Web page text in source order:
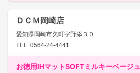
ＤＣＭ岡崎店
愛知県岡崎市欠町字野添３０
TEL: 0564-24-4441
お徳用IHマットSOFTミルキーベージュ